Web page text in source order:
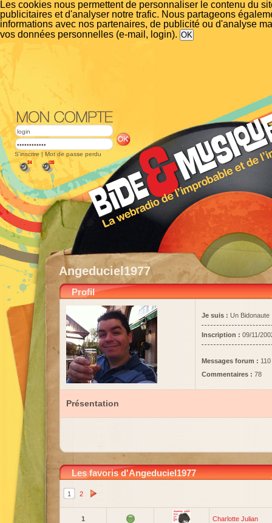
Les cookies nous permettent de personnaliser le contenu du
publicitaires et d'analyser notre trafic. Nous partageons
informations avec nos partenaires, de publicité ou d'analyse
vos données personnelles (e-mail, login).
S'inscrire | Mot de passe perdu
Angeduciel1977
Profil
Je suis : Un Bidonaute
Inscription : 09/11/
Messages forum : 110
Commentaires : 78
Présentation
Les favoris d'Angeduciel1977
1 2
1 Charlotte Julian